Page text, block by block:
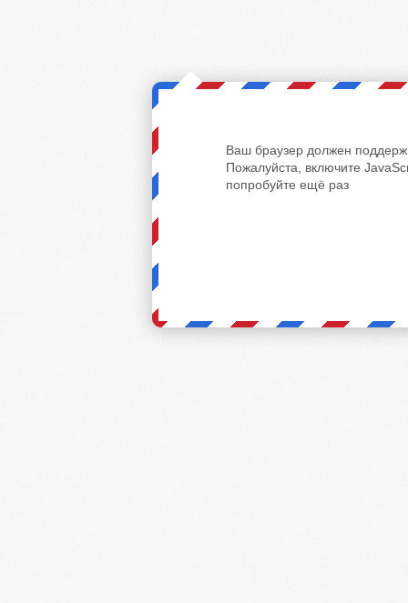
Ваш браузер должен
Пожалуйста, включите
попробуйте ещё раз